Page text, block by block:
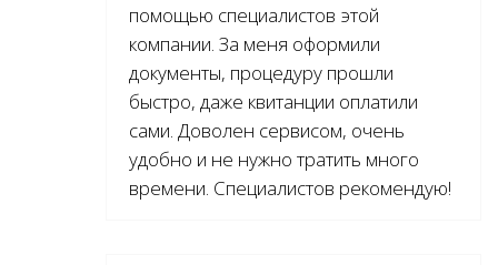
помощью специалистов этой
компании. За меня оформили
документы, процедуру прошли
быстро, даже квитанции оплатили
сами. Доволен сервисом, очень
удобно и не нужно тратить много
времени. Специалистов рекомендую!